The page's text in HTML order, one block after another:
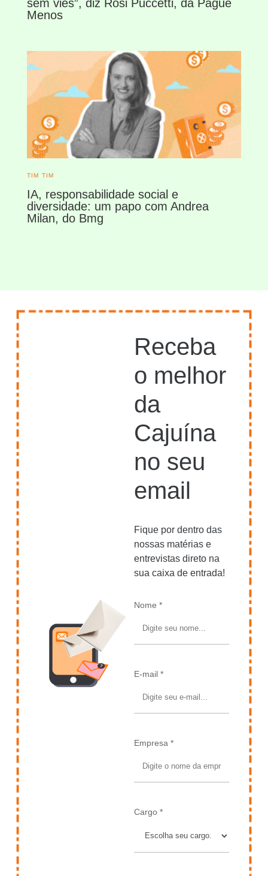
sem viés”, diz Rosi Puccetti, da Pague
Menos
TIM TIM
IA, responsabilidade social e
diversidade: um papo com Andrea
Milan, do Bmg
Receba
o melhor
da
Cajuína
no seu
email
Fique por dentro das
nossas matérias e
entrevistas direto na
sua caixa de entrada!
Nome *
E-mail *
Empresa *
Cargo *